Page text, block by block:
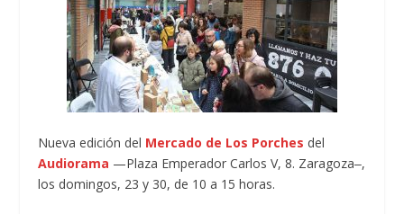
Nueva edición del Mercado de Los Porches del
Audiorama —Plaza Emperador Carlos V, 8. Zaragoza‒,
los domingos, 23 y 30, de 10 a 15 horas.